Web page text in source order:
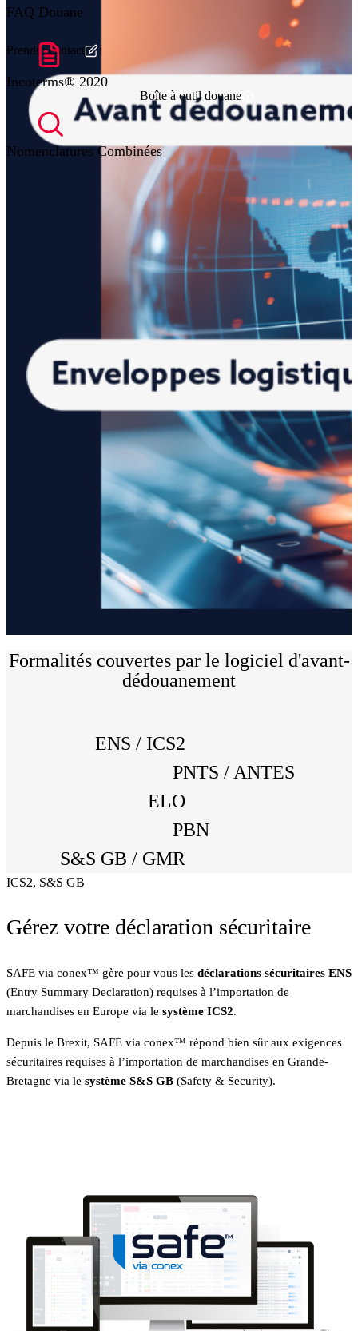
Prendre contact
Boîte à outil douane
Formalités couvertes par le logiciel d'avant-
dédouanement
ENS / ICS2
PNTS / ANTES
ELO
PBN
S&S GB / GMR
ICS2, S&S GB
Gérez votre déclaration sécuritaire
SAFE via conex™ gère pour vous les déclarations sécuritaires ENS
(Entry Summary Declaration) requises à l’importation de
marchandises en Europe via le système ICS2.
Depuis le Brexit, SAFE via conex™ répond bien sûr aux exigences
sécuritaires requises à l’importation de marchandises en Grande-
Bretagne via le système S&S GB (Safety & Security).
FAQ Douane
Incoterms® 2020
Nomenclatures Combinées